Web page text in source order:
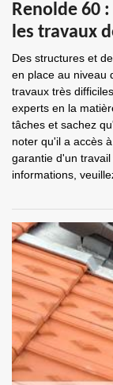
Renolde 60
les travaux
Des structures et
en place au niveau
travaux très
experts en la
tâches et sachez
noter qu'il a accès
garantie d'un
informations,